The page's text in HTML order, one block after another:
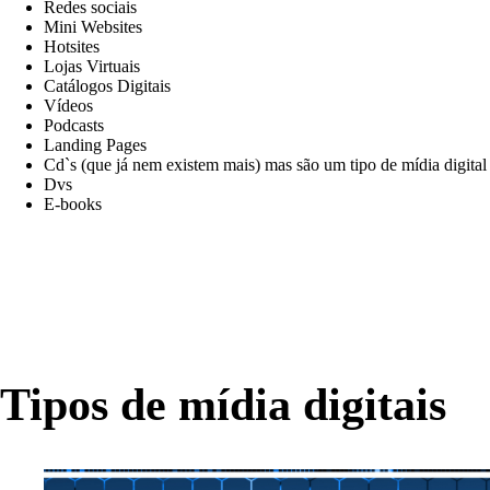
Redes sociais
Mini Websites
Hotsites
Lojas Virtuais
Catálogos Digitais
Vídeos
Podcasts
Landing Pages
Cd`s (que já nem existem mais) mas são um tipo de mídia digital
Dvs
E-books
Tipos de mídia digitais